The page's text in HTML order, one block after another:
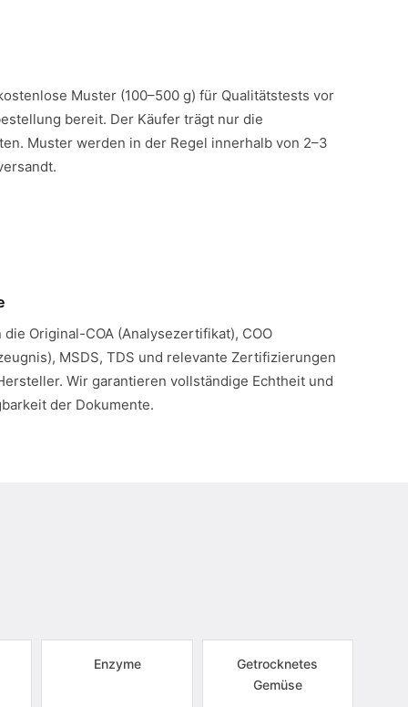
Muster (100–500 g) für Qualitätstests vor
bereit. Der Käufer trägt nur die
Muster werden in der Regel innerhalb von 2–3
Original-COA (Analysezertifikat), COO
MSDS, TDS und relevante Zertifizierungen
Wir garantieren vollständige Echtheit und
der Dokumente.
Enzyme
Getrocknetes
Gemüse